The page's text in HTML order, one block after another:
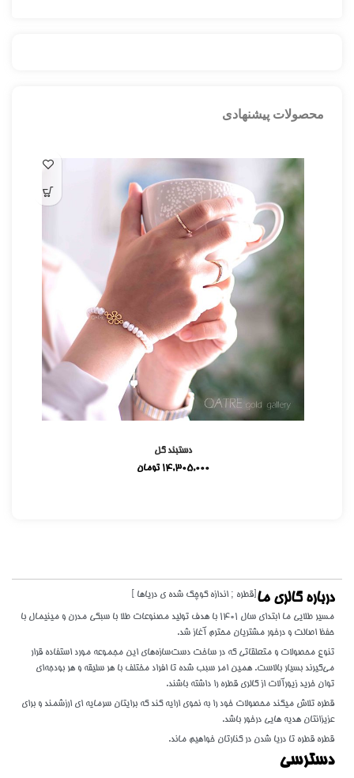
محصولات پیشنهادی
دستبند گل
14,305,000 تومان
درباره گالری ما [قطره ; اندازه کوچک شده ی دریاها ]
مسیر طلایی ما ابتدای سال 1401 با هدف تولید مصنوعات طلا با سبکی مدرن و مینیمال با
حفظ اصالت و درخور مشتریان محترم آغاز شد.
تنوع محصولات و متعلقاتی که در ساخت دست‌سازه‌های این مجموعه مورد استفاده قرار
می‌گیرند بسیار بالاست. همین امر سبب شده تا افراد مختلف با هر سلیقه و هر بودجه‌ای
توان خرید زیورآلات از گالری قطره را داشته باشند.
قطره تلاش میکند محصولات خود را به نحوی ارایه کند که برایتان سرمایه ای ارزشمند و برای
عزیزانتان هدیه هایی درخور باشد.
قطره قطره تا دریا شدن در کنارتان خواهیم ماند.
دسترسی